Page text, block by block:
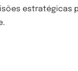
estratégicas